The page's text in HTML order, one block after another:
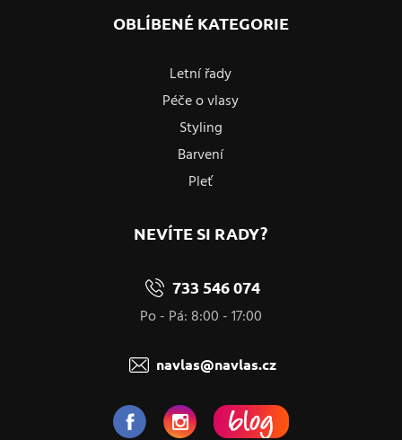
OBLÍBENÉ KATEGORIE
Letní řady
Péče o vlasy
Styling
Barvení
Pleť
NEVÍTE SI RADY?
733 546 074
Po - Pá: 8:00 - 17:00
navlas@navlas.cz